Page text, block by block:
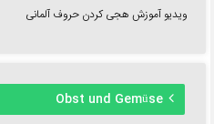
ویدیو آموزش هجی کردن حروف آلمانی
Obst und Gemüse